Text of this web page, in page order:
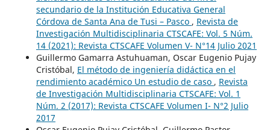
secundario de la Institución Educativa General
Córdova de Santa Ana de Tusi – Pasco , Revista de
Investigación Multidisciplinaria CTSCAFE: Vol. 5 Núm.
14 (2021): Revista CTSCAFE Volumen V- N°14 Julio 2021
Guillermo Gamarra Astuhuaman, Oscar Eugenio Pujay
Cristóbal, El método de ingeniería didáctica en el
rendimiento académico Un estudio de caso , Revista
de Investigación Multidisciplinaria CTSCAFE: Vol. 1
Núm. 2 (2017): Revista CTSCAFE Volumen I- N°2 Julio
2017